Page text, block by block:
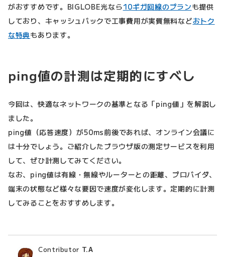
がおすすめです。BIGLOBE光なら10ギガ回線のプランも提供
しており、キャッシュバックで工事費用が実質無料などおトク
な特典もあります。
ping値の計測は定期的にすべし
今回は、快適なネットワークの基準となる「ping値」を解説し
ました。
ping値（応答速度）が50ms前後であれば、オンライン会議に
は十分でしょう。ご紹介したブラウザ版の測定サービスを利用
して、ぜひ計測してみてください。
なお、ping値は有線・無線やルーターとの距離、プロバイダ、
端末の状態など様々な要因で速度が変化します。定期的に計測
してみることをおすすめします。
Contributor T.A